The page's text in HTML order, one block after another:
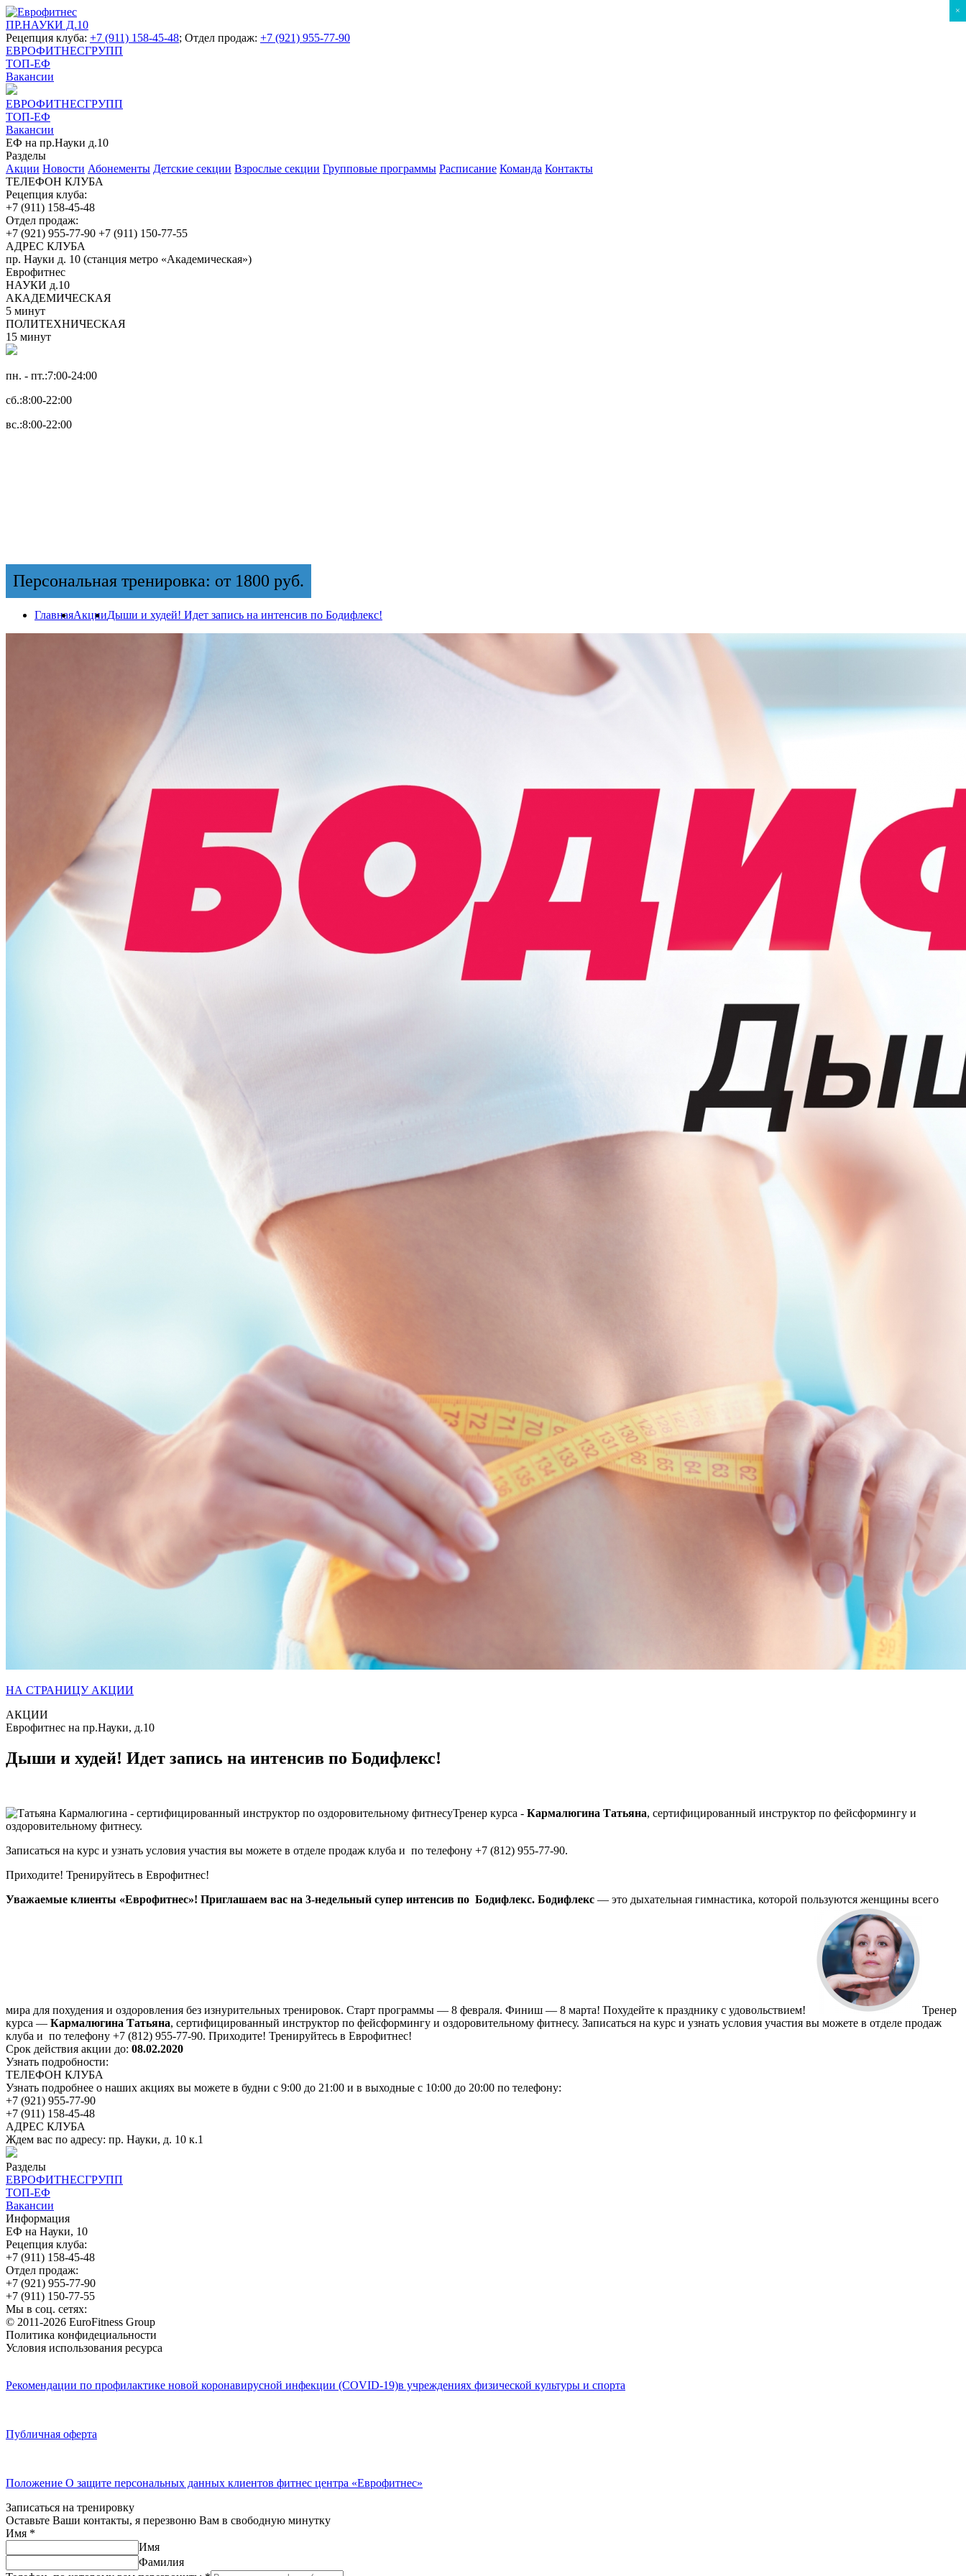
ПР.НАУКИ Д.10
Рецепция клуба: +7 (911) 158-45-48; Отдел продаж: +7 (921) 955-77-90
ЕВРОФИТНЕСГРУПП
ТОП-ЕФ
Вакансии
ЕВРОФИТНЕСГРУПП
ТОП-ЕФ
Вакансии
ЕФ на пр.Науки д.10
Разделы
Акции Новости Абонементы Детские секции Взрослые секции Групповые программы Расписание Команда Контакты
ТЕЛЕФОН КЛУБА
Рецепция клуба:
+7 (911) 158-45-48
Отдел продаж:
+7 (921) 955-77-90 +7 (911) 150-77-55
АДРЕС КЛУБА
пр. Науки д. 10 (станция метро «Академическая»)
Еврофитнес
НАУКИ д.10
АКАДЕМИЧЕСКАЯ
5 минут
ПОЛИТЕХНИЧЕСКАЯ
15 минут
пн. - пт.:7:00-24:00
сб.:8:00-22:00
вс.:8:00-22:00
Персональная тренировка: от 1800 руб.
ГлавнаяАкцииДыши и худей! Идет запись на интенсив по Бодифлекс!
НА СТРАНИЦУ АКЦИИ
АКЦИИ
Еврофитнес на пр.Науки, д.10
Дыши и худей! Идет запись на интенсив по Бодифлекс!
Тренер курса - Кармалюгина Татьяна, сертифицированный инструктор по фейсформингу и
оздоровительному фитнесу.
Записаться на курс и узнать условия участия вы можете в отделе продаж клуба и по телефону +7 (812) 955-77-90.
Приходите! Тренируйтесь в Еврофитнес!
Уважаемые клиенты «Еврофитнес»! Приглашаем вас на 3-недельный супер интенсив по Бодифлекс. Бодифлекс — это дыхательная гимнастика, которой пользуются женщины всего
мира для похудения и оздоровления без изнурительных тренировок. Старт программы — 8 февраля. Финиш — 8 марта! Похудейте к празднику с удовольствием!
Тренер
курса — Кармалюгина Татьяна, сертифицированный инструктор по фейсформингу и оздоровительному фитнесу. Записаться на курс и узнать условия участия вы можете в отделе продаж
клуба и по телефону +7 (812) 955-77-90. Приходите! Тренируйтесь в Еврофитнес!
Срок действия акции до: 08.02.2020
Узнать подробности:
ТЕЛЕФОН КЛУБА
Узнать подробнее о наших акциях вы можете в будни с 9:00 до 21:00 и в выходные с 10:00 до 20:00 по телефону:
+7 (921) 955-77-90
+7 (911) 158-45-48
АДРЕС КЛУБА
Ждем вас по адресу: пр. Науки, д. 10 к.1
Разделы
ЕВРОФИТНЕСГРУПП
ТОП-ЕФ
Вакансии
Информация
ЕФ на Науки, 10
Рецепция клуба:
+7 (911) 158-45-48
Отдел продаж:
+7 (921) 955-77-90
+7 (911) 150-77-55
Мы в соц. сетях:
© 2011-2026 EuroFitness Group
Политика конфидециальности
Условия использования ресурса
Рекомендации по профилактике новой коронавирусной инфекции (COVID-19)в учреждениях физической культуры и спорта
Публичная оферта
Положение О защите персональных данных клиентов фитнес центра «Еврофитнес»
Записаться на тренировку
Оставьте Ваши контакты, я перезвоню Вам в свободную минутку
Имя *
Имя
Фамилия
×